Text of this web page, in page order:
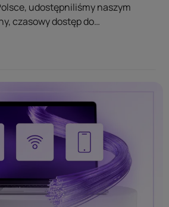
udostępniliśmy naszym
czasowy dostęp do
kanały sportowe – Eurosport